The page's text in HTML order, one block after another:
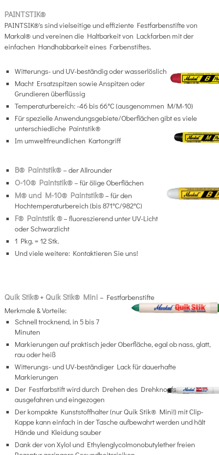
PAINTSTIK®
PAINTSIK®'s sind vielseitige und effiziente Festfarbenstifte von
Markal® und vereinen die Haltbarkeit von Lackfarben mit der
einfachen Handhabbarkeit eines Farbenstiftes.
Witterungs- und UV-beständig oder wasserlöslich
Macht Ersatzspitzen sowie Anspitzen oder
Grundieren überflüssig
Temperaturbereich: -46 bis 66°C (ausgenommen M/M-10)
Für spezielle Anwendungsgebiete/Oberflächen gibt es viele
unterschiedliche Paintstik®
Im umweltfreundlichen Kartongriff
B® Paintstik® – der Allrounder
O-10® Paintstik® – für ölige Oberflächen
M® und M-10® Paintstik®– für den
Hochtemperaturbereich (bis 871°C/982°C)
F® Paintstik ®– fluoreszierend unter UV-Licht
oder Schwarzlicht
1 Pkg. = 12 Stk.
Und viele weitere: Kontaktieren Sie uns!
Quik Stik®+ Quik Stik® Mini – Festfarbenstifte
Merkmale & Vorteile:
Schnell trocknend, in 5 bis 7
Minuten
Markierungen auf praktisch jeder Oberfläche, egal ob nass, glatt,
rau oder heiß
Witterungs- und UV-beständiger Lack für dauerhafte
Markierungen
Der Festfarbstift wird durch Drehen des Drehknopfs
ausgefahren und eingezogen
Der kompakte Kunststoffhalter (nur Quik Stik® Mini!) mit Clip-
Kappe kann einfach in der Tasche aufbewahrt werden und hält
Hände und Kleidung sauber
Dank der von Xylol und Ethylenglycolmonobutylether freien